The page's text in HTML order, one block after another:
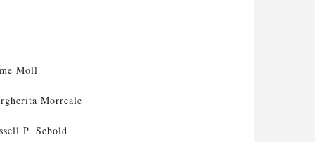
Moll
Morreale
P. Sebold